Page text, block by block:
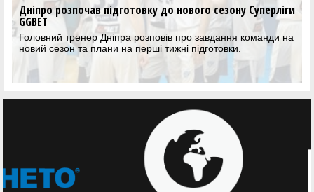
Дніпро розпочав підготовку до нового сезону Суперліги
GGBET
Головний тренер Дніпра розповів про завдання команди на
новий сезон та плани на перші тижні підготовки.